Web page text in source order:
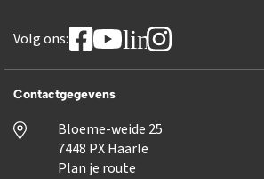
Volg ons: linkedin
Contactgegevens
Bloeme-weide 25
7448 PX Haarle
Plan je route